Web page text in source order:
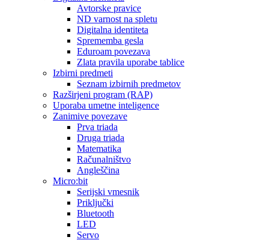
Avtorske pravice
ND varnost na spletu
Digitalna identiteta
Sprememba gesla
Eduroam povezava
Zlata pravila uporabe tablice
Izbirni predmeti
Seznam izbirnih predmetov
Razširjeni program (RAP)
Uporaba umetne inteligence
Zanimive povezave
Prva triada
Druga triada
Matematika
Računalništvo
Angleščina
Micro:bit
Serijski vmesnik
Priključki
Bluetooth
LED
Servo